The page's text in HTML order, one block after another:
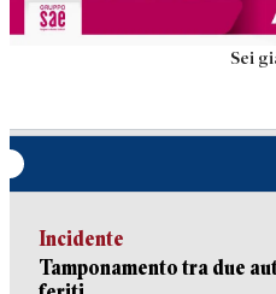
Sei
Incidente
Tamponamento tra due